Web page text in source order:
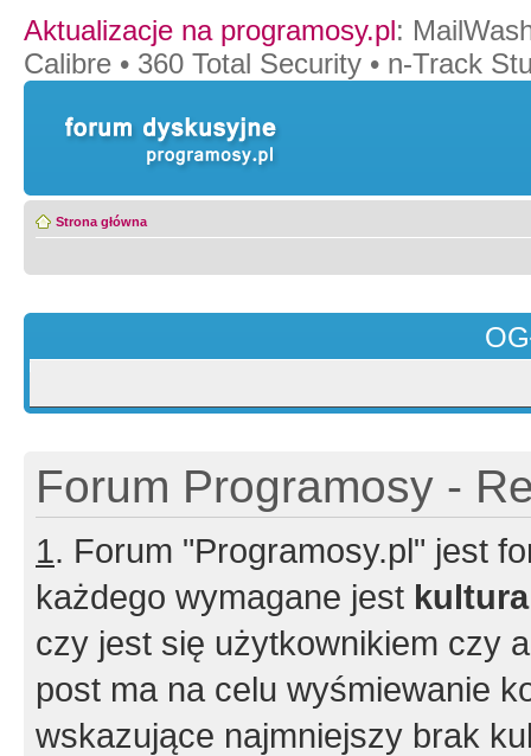
Aktualizacje na programosy.pl:
Calibre • 360 Total Security • n-Track
Strona główna
Forum Programosy -
1. Forum "Programosy.pl" jest
każdego wymagane jest
czy jest się użytkownikiem czy
post ma na celu wyśmiewanie
wskazujące najmniejszy brak